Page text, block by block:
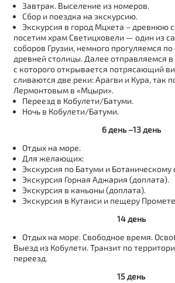
Завтрак. Выселение из номеров.
Сбор и поездка на экскурсию.
Экскурсия в город Мцхета – древнюю
посетим храм Светицховели — один из
соборов Грузии, немного прогуляемся
древней столицы. Далее отправляемся
с которого открывается потрясающий
сливаются две реки: Арагви и Кура, так
Лермонтовым в «Мцыри».
Переезд в Кобулети/Батуми.
Ночь в Кобулети/Батуми.
6 день –13 день
Отдых на море.
Для желающих:
Экскурсия по Батуми и Ботаническому
Экскурсия Горная Аджария (доплата).
Экскурсия в каньоны (доплата).
Экскурсия в Кутаиси и пещеру
14 день
Отдых на море. Свободное время.
Выезд из Кобулети. Транзит по
переезд.
15 день